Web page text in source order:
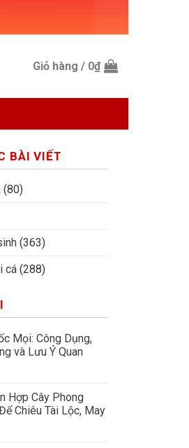
Giỏ hàng / 0₫
BÀI VIẾT
(80)
(363)
cá(288)
Mọi: Công Dụng,
và Lưu Ý Quan
Hợp Cây Phong
Chiêu Tài Lộc, May